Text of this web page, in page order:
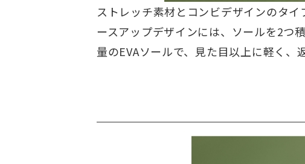
ストレッチ素材とコンビデザインのタ
ースアップデザインには、ソールを2つ
量のEVAソールで、見た目以上に軽く、